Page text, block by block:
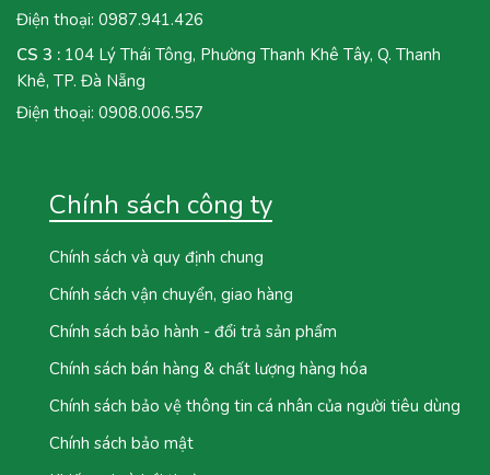
Điện thoại: 0987.941.426
CS 3 : 104 Lý Thái Tông, Phường Thanh Khê Tây, Q. Thanh
Khê, TP. Đà Nẵng
Điện thoại: 0908.006.557
Chính sách công ty
Chính sách và quy định chung
Chính sách vận chuyển, giao hàng
Chính sách bảo hành - đổi trả sản phẩm
Chính sách bán hàng & chất lượng hàng hóa
Chính sách bảo vệ thông tin cá nhân của người tiêu dùng
Chính sách bảo mật